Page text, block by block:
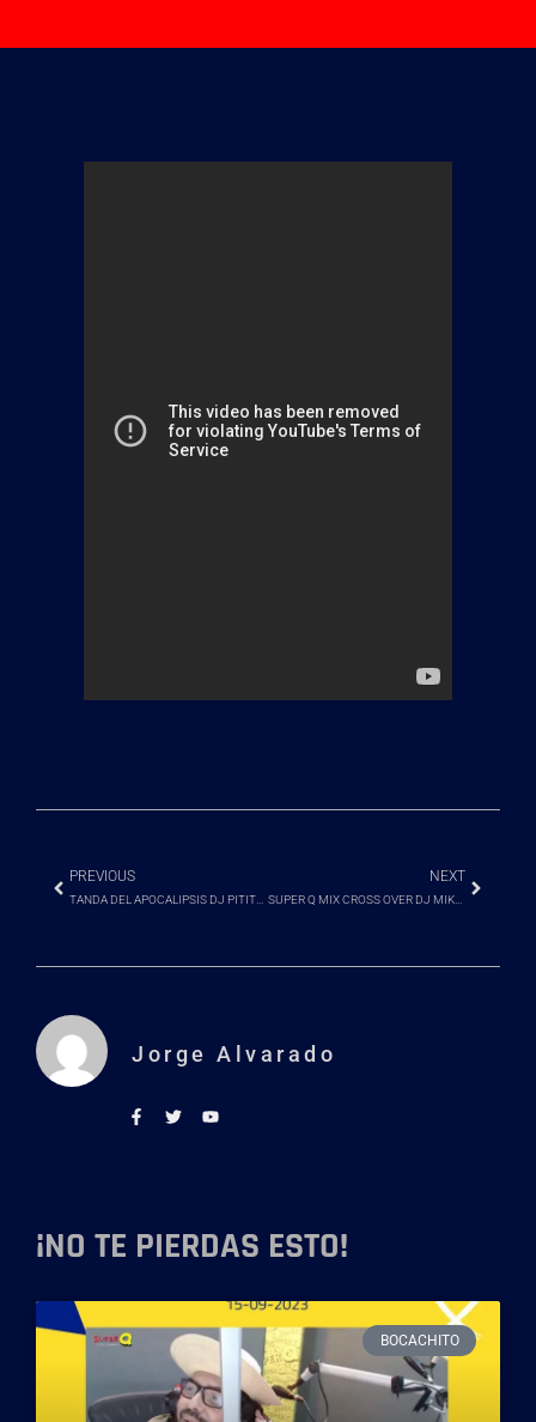
PREVIOUS NEXT
SUPER Q MIX CROSS OVER DJ MIKE 25-03-2023
Jorge Alvarado
¡NO TE PIERDAS ESTO!
BOCACHITO